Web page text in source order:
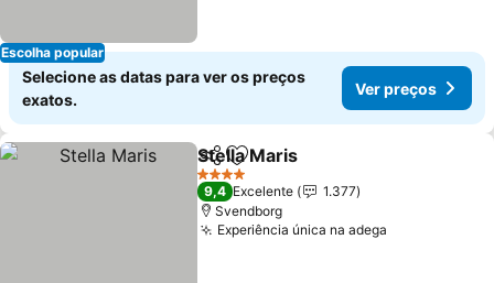
Escolha popular
Selecione as datas para ver os preços
exatos.
Ver preços
PartilharAdicionar aos favoritos
Stella Maris
4 Estrelas
9,4 Excelente
1.377
Svendborg
Experiência única na adega